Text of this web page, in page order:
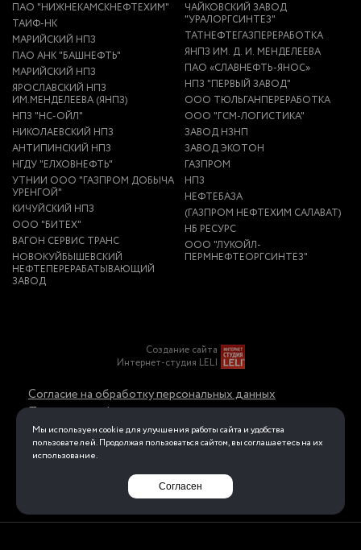
ПАО "НИЖНЕКАМСКНЕФТЕХИМ"
ТАИФ-НК
МАРИЙСКИЙ НПЗ
ПАО АНК "БАШНЕФТЬ"
МАРИЙСКИЙ НПЗ
ЯРОСЛАВСКИЙ НПЗ
ИМ.МЕНДЕЛЕЕВА (ЯНПЗ)
НПЗ "НС-ОЙЛ"
НИКОЛАЕВСКИЙ НПЗ
АНТИПИНСКИЙ НПЗ
НГДУ "ЕЛХОВНЕФТЬ"
УТНИИ ООО "ГАЗПРОМ ДОБЫЧА
УРЕНГОЙ"
КИЧУЙСКИЙ НПЗ
ООО "БИТЕХ"
ВАГОН СЕРВИС ТРАНС
НОВОКУЙБЫШЕВСКИЙ
НЕФТЕПЕРЕРАБАТЫВАЮЩИЙ
ЗАВОД
ЧАЙКОВСКИЙ ЗАВОД
"УРАЛОРГСИНТЕЗ"
ТАТНЕФТЕГАЗПЕРЕРАБОТКА
ЯНПЗ ИМ. Д. И. МЕНДЕЛЕЕВА
ПАО «СЛАВНЕФТЬ-ЯНОС»
НПЗ "ПЕРВЫЙ ЗАВОД"
ООО ТЮЛЬГАНПЕРЕРАБОТКА
ООО "ГСМ-ЛОГИСТИКА"
ЗАВОД НЗНП
ЗАВОД ЭКОТОН
ГАЗПРОМ
НПЗ
НЕФТЕБАЗА
(ГАЗПРОМ НЕФТЕХИМ САЛАВАТ)
НБ РЕСУРС
ООО "ЛУКОЙЛ-
ПЕРМНЕФТЕОРГСИНТЕЗ"
Создание сайта
Интернет-студия LELI
Согласие на обработку персональных данных
Политика конфиденциальности в отношении
обработки персональных данных
Перейти на полную версию
Мы используем cookie для улучшения работы сайта и удобства
пользователей. Продолжая пользоваться сайтом, вы соглашаетесь на их
использование.
Согласен